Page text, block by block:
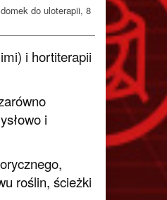
do uloterapii, 8
i hortiterapii
i
roślin, ścieżki